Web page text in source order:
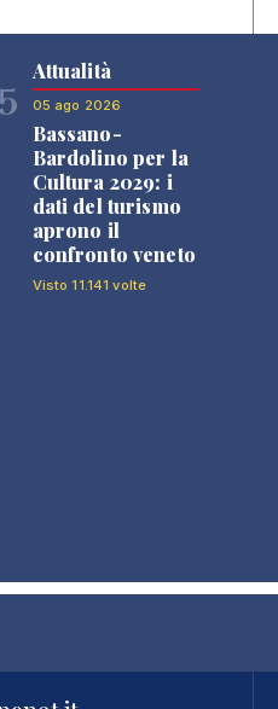
5
Attualità
05 ago 2026
Bassano-
Bardolino per la
Cultura 2029: i
dati del turismo
aprono il
confronto veneto
Visto 11.141 volte